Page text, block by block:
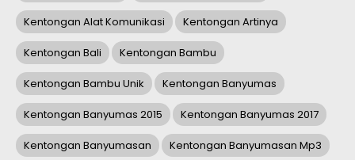
Kentongan Alat Komunikasi Kentongan Artinya
Kentongan Bali Kentongan Bambu
Kentongan Bambu Unik Kentongan Banyumas
Kentongan Banyumas 2015 Kentongan Banyumas 2017
Kentongan Banyumasan Kentongan Banyumasan Mp3